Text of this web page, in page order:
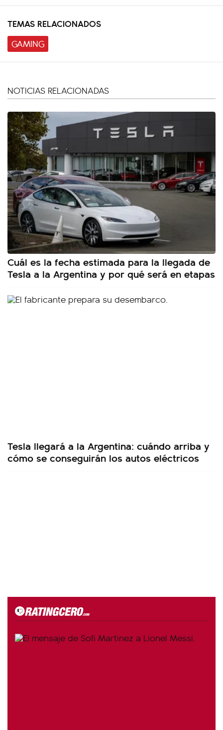
TEMAS RELACIONADOS
GAMING
NOTICIAS RELACIONADAS
Cuál es la fecha estimada para la llegada de
Tesla a la Argentina y por qué será en etapas
Tesla llegará a la Argentina: cuándo arriba y
cómo se conseguirán los autos eléctricos